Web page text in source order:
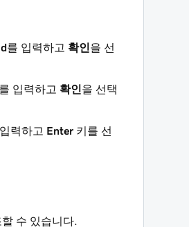
를 입력하고 확인 을 선
를 입력하고 확인 을 선택
력하고 Enter 키를 선
수 있습니다.